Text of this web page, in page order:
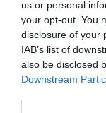
us or personal
your opt-out. You
disclosure of your
IAB’s list of
also be disclosed
Downstream
Κάθε βδομάδα
την Τέχνη και